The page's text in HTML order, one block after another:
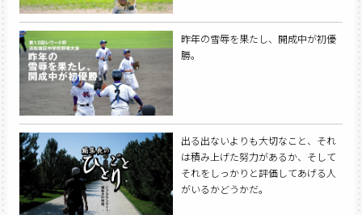
昨年の雪辱を果たし、開成中が初優
勝。
出る出ないよりも大切なこと、それ
は積み上げた努力があるか、そして
それをしっかりと評価してあげる人
がいるかどうかだ。